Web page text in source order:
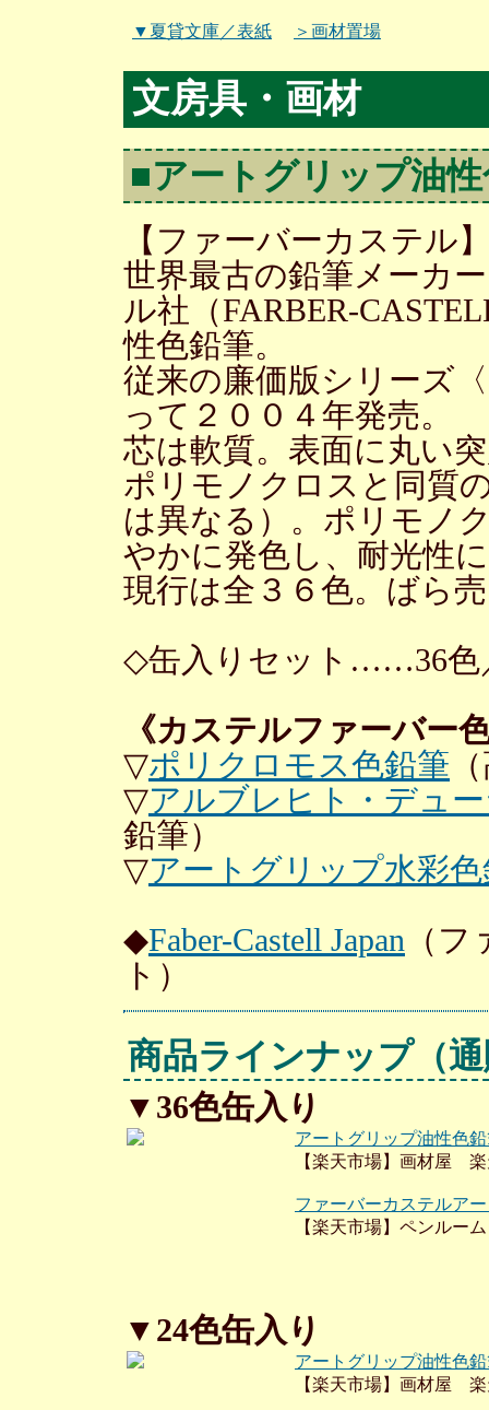
▼夏貸文庫／表紙 ＞画材置場
文房具・画材
■アートグリップ油
【ファーバーカステル
世界最古の鉛筆メーカ
ル社（FARBER-
性色鉛筆。
従来の廉価版シリーズ
って２００４年発売。
芯は軟質。表面に丸い
ポリモノクロスと同質
は異なる）。ポリモノ
やかに発色し、耐光性
現行は全３６色。ばら
◇缶入りセット……36色
《カステルファーバー
▽ポリクロモス色鉛筆
▽アルブレヒト・デュ
鉛筆）
▽アートグリップ水彩
◆Faber-Castell Japan （
ト）
商品ラインナップ（
▼36色缶入り
アートグリップ油性色
【楽天市場】画材屋
ファーバーカステルア
【楽天市場】ペンルーム
▼24色缶入り
アートグリップ油性色
【楽天市場】画材屋